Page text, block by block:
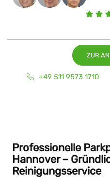
ZUR
+49 511 9573 1710
Professionelle
Hannover –
Reinigungsservice